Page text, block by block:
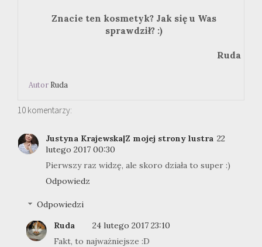
Znacie ten kosmetyk? Jak się u Was
sprawdził? :)
Ruda
Autor Ruda
10 komentarzy:
Justyna Krajewska|Z mojej strony lustra 22
lutego 2017 00:30
Pierwszy raz widzę, ale skoro działa to super :)
Odpowiedz
Odpowiedzi
Ruda
24 lutego 2017 23:10
Fakt, to najważniejsze :D